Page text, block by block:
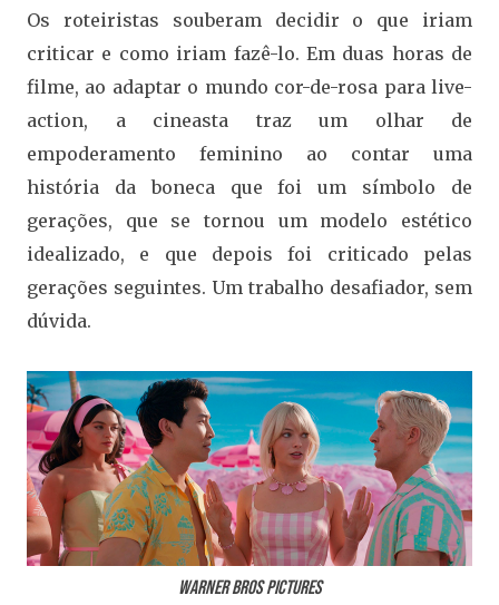
Os roteiristas souberam decidir o que iriam
criticar e como iriam fazê-lo. Em duas horas de
filme, ao adaptar o mundo cor-de-rosa para live-
action, a cineasta traz um olhar de
empoderamento feminino ao contar uma
história da boneca que foi um símbolo de
gerações, que se tornou um modelo estético
idealizado, e que depois foi criticado pelas
gerações seguintes. Um trabalho desafiador, sem
dúvida.
Warner Bros Pictures